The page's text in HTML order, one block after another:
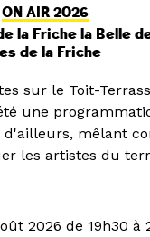
ON AIR 2026
la Friche la Belle
de la Friche
sur le Toit-
une
mêlant
les artistes du
2026 de 19h30 à